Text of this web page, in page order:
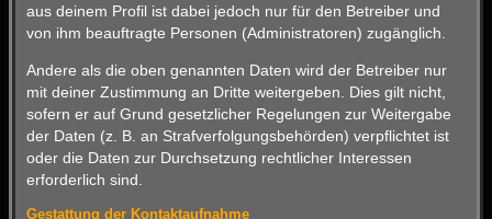
aus deinem Profil ist dabei jedoch nur für den Betreiber und
von ihm beauftragte Personen (Administratoren) zugänglich.
Andere als die oben genannten Daten wird der Betreiber nur
mit deiner Zustimmung an Dritte weitergeben. Dies gilt nicht,
sofern er auf Grund gesetzlicher Regelungen zur Weitergabe
der Daten (z. B. an Strafverfolgungsbehörden) verpflichtet ist
oder die Daten zur Durchsetzung rechtlicher Interessen
erforderlich sind.
Gestattung der Kontaktaufnahme